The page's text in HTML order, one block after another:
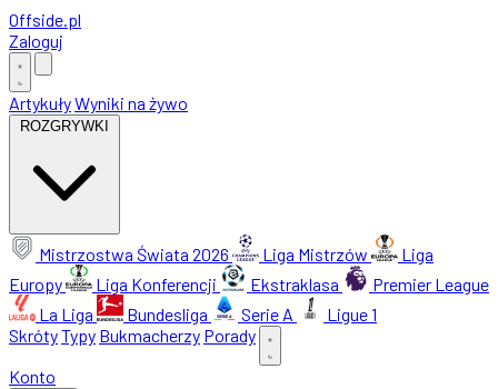
Offside.pl
Zaloguj
ArtykułyWyniki na żywo
ROZGRYWKI
Mistrzostwa Świata 2026 Liga Mistrzów
Liga
Europy
Liga Konferencji Ekstraklasa
Premier League
La Liga
Bundesliga Serie A
Ligue 1
SkrótyTypy Bukmacherzy Porady
Konto